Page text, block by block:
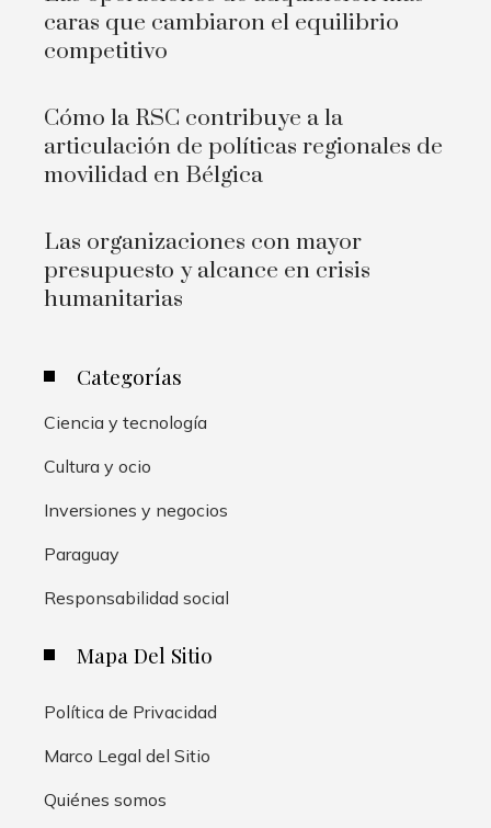
caras que cambiaron el equilibrio
competitivo
Cómo la RSC contribuye a la
articulación de políticas regionales de
movilidad en Bélgica
Las organizaciones con mayor
presupuesto y alcance en crisis
humanitarias
Categorías
Ciencia y tecnología
Cultura y ocio
Inversiones y negocios
Paraguay
Responsabilidad social
Mapa Del Sitio
Política de Privacidad
Marco Legal del Sitio
Quiénes somos